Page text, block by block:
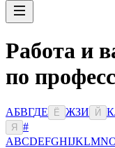
Работа и
по
АБВГДЕ Ё ЖЗИ Й К
Я
#
ABCDEFGHIJKLMN